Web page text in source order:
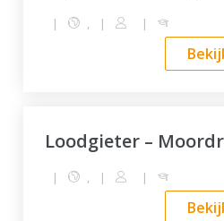
| , | |
Loodgieter –
| , | |